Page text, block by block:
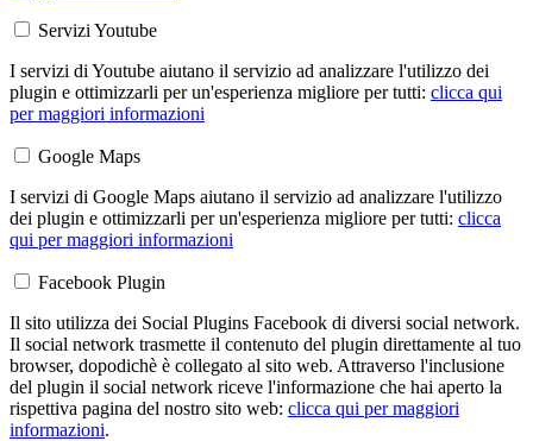
Servizi Youtube
I servizi di Youtube aiutano il servizio ad analizzare l'utilizzo dei
plugin e ottimizzarli per un'esperienza migliore per tutti: clicca qui
per maggiori informazioni
Google Maps
I servizi di Google Maps aiutano il servizio ad analizzare l'utilizzo
dei plugin e ottimizzarli per un'esperienza migliore per tutti: clicca
qui per maggiori informazioni
Facebook Plugin
Il sito utilizza dei Social Plugins Facebook di diversi social network.
Il social network trasmette il contenuto del plugin direttamente al tuo
browser, dopodichè è collegato al sito web. Attraverso l'inclusione
del plugin il social network riceve l'informazione che hai aperto la
rispettiva pagina del nostro sito web: clicca qui per maggiori
informazioni.